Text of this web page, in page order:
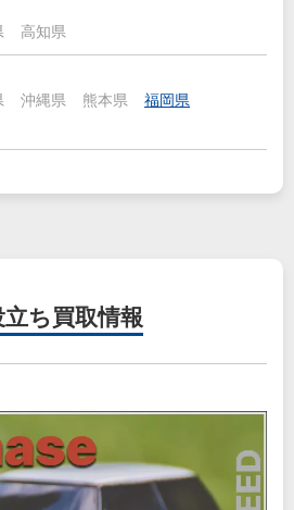
高知県
沖縄県 熊本県
福岡県
ち 買取情報